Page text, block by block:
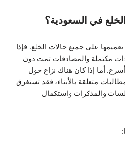
في السعودية؟
على جميع حالات الخلع. فإذا
مكتملة والمصادقات تمت دون
أما إذا كان هناك نزاع حول
متعلقة بالأبناء، فقد تستغرق
والمذكرات واستكمال